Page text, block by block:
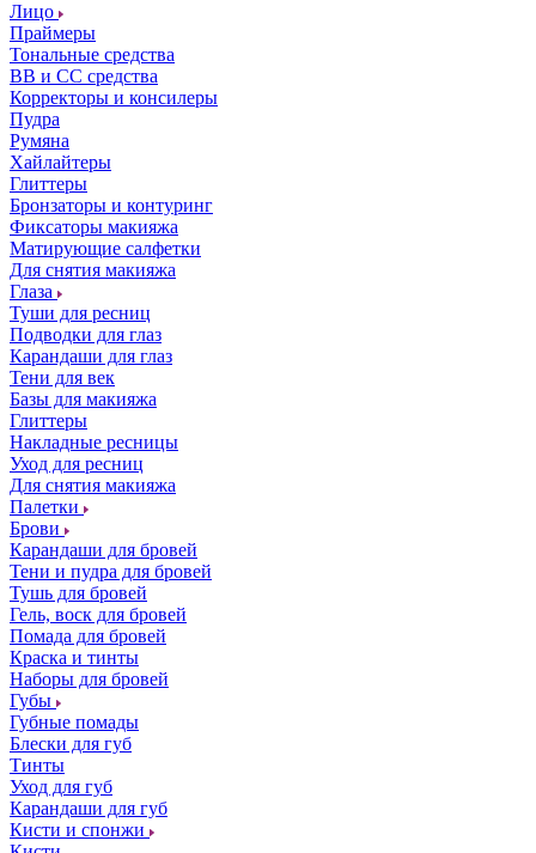
Лицо
Праймеры
Тональные средства
ВВ и СС средства
Корректоры и консилеры
Пудра
Румяна
Хайлайтеры
Глиттеры
Бронзаторы и контуринг
Фиксаторы макияжа
Матирующие салфетки
Для снятия макияжа
Глаза
Туши для ресниц
Подводки для глаз
Карандаши для глаз
Тени для век
Базы для макияжа
Глиттеры
Накладные ресницы
Уход для ресниц
Для снятия макияжа
Палетки
Брови
Карандаши для бровей
Тени и пудра для бровей
Тушь для бровей
Гель, воск для бровей
Помада для бровей
Краска и тинты
Наборы для бровей
Губы
Губные помады
Блески для губ
Тинты
Уход для губ
Карандаши для губ
Кисти и спонжи